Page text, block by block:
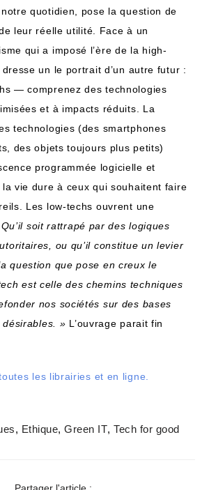
quotidien, pose la question de
leur réelle utilité. Face à un
qui a imposé l’ère de la high-
un le portrait d’un autre futur :
— comprenez des technologies
et à impacts réduits. La
technologies (des smartphones
des objets toujours plus petits)
programmée logicielle et
vie dure à ceux qui souhaitent faire
Les low-techs ouvrent une
soit rattrapé par des logiques
ou qu’il constitue un levier
question que pose en creux le
est celle des chemins techniques
nos sociétés sur des bases
» L’ouvrage parait fin
les librairies et en ligne.
, Ethique, Green IT, Tech for good